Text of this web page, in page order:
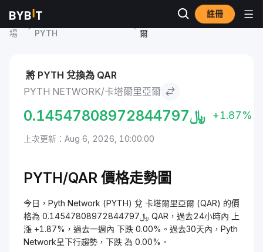
註冊
市
場
Pyth Network 價格
PYTH
Pyth Network to 卡塔爾里亞
爾
將 PYTH 兌換為 QAR
PYTH NETWORK/卡塔爾里亞爾
﷼0.14547808972844797 +1.87%
上次更新：Aug 6, 2026, 10:00:00
PYTH/QAR 價格走勢圖
今日，Pyth Network (PYTH) 兌 卡塔爾里亞爾 (QAR) 的價
格為 ﷼0.14547808972844797 QAR，過去24小時內 上
漲 +1.87%，過去一週內 下跌 0.00%。過去30天內，Pyth
Network呈下行趨勢，下跌 為 0.00%。